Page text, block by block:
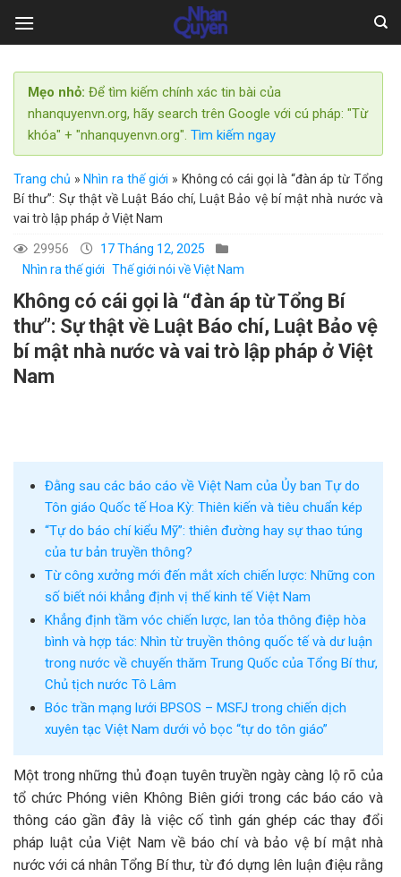
Mẹo nhỏ: Để tìm kiếm chính xác tin bài của
nhanquyenvn.org, hãy search trên Google với cú pháp: "Từ
khóa" + "nhanquyenvn.org". Tìm kiếm ngay
Trang chủ » Nhìn ra thế giới » Không có cái gọi là “đàn áp từ Tổng
Bí thư”: Sự thật về Luật Báo chí, Luật Bảo vệ bí mật nhà nước và
vai trò lập pháp ở Việt Nam
29956
17 Tháng 12, 2025
Nhìn ra thế giới Thế giới nói về Việt Nam
Không có cái gọi là “đàn áp từ Tổng Bí
thư”: Sự thật về Luật Báo chí, Luật Bảo vệ
bí mật nhà nước và vai trò lập pháp ở Việt
Nam
Đằng sau các báo cáo về Việt Nam của Ủy ban Tự do
Tôn giáo Quốc tế Hoa Kỳ: Thiên kiến và tiêu chuẩn kép
“Tự do báo chí kiểu Mỹ”: thiên đường hay sự thao túng
của tư bản truyền thông?
Từ công xưởng mới đến mắt xích chiến lược: Những con
số biết nói khẳng định vị thế kinh tế Việt Nam
Khẳng định tầm vóc chiến lược, lan tỏa thông điệp hòa
bình và hợp tác: Nhìn từ truyền thông quốc tế và dư luận
trong nước về chuyến thăm Trung Quốc của Tổng Bí thư,
Chủ tịch nước Tô Lâm
Bóc trần mạng lưới BPSOS – MSFJ trong chiến dịch
xuyên tạc Việt Nam dưới vỏ bọc “tự do tôn giáo”
Một trong những thủ đoạn tuyên truyền ngày càng lộ rõ của
tổ chức Phóng viên Không Biên giới trong các báo cáo và
thông cáo gần đây là việc cố tình gán ghép các thay đổi
pháp luật của Việt Nam về báo chí và bảo vệ bí mật nhà
nước với cá nhân Tổng Bí thư, từ đó dựng lên luận điệu rằng